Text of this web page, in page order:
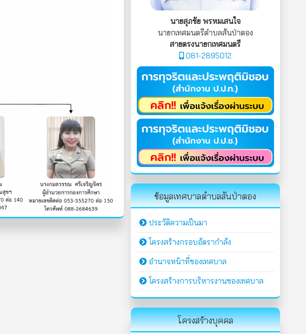
นายสุภชัย พรหมเสนใจ
นายกเทศมนตรีตำบลสันป่าตอง
สายตรงนายกเทศมนตรี
081-2895012
ข้อมูลเทศบาลตำบลสันป่าตอง
ประวัติความเป็นมา
โครงสร้างกรอบอัตรากำลัง
อำนาจหน้าที่ของเทศบาล
โครงสร้างการบริหารงานของเทศบาล
โครงสร้างบุคคล